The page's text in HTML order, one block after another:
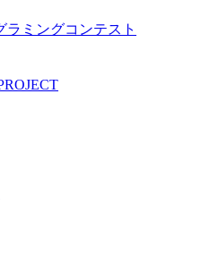
ラミングコンテスト